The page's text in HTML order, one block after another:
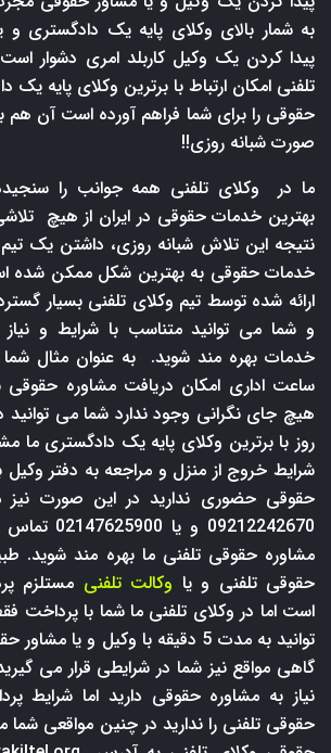
به شمار بالای وکلای پایه یک دادگستری و
پیدا کردن یک وکیل کاربلد امری دشوار
تلفنی امکان ارتباط با برترین وکلای پایه
حقوقی را برای شما فراهم آورده است آن
صورت شبانه روزی!!
ما در وکلای تلفنی همه جوانب را سنجیده
بهترین خدمات حقوقی در ایران از هیچ
نتیجه این تلاش شبانه روزی، داشتن یک
خدمات حقوقی به بهترین شکل ممکن شده
ارائه شده توسط تیم وکلای تلفنی بسیار
و شما می توانید متناسب با شرایط و
خدمات بهره مند شوید. به عنوان مثال
ساعت اداری امکان دریافت مشاوره حقوقی
هیچ جای نگرانی وجود ندارد شما می توانید
روز با برترین وکلای پایه یک دادگستری ما
شرایط خروج از منزل و مراجعه به دفتر وکیل
حقوقی حضوری ندارید در این صورت نیز
مشاوره حقوقی تلفنی ما بهره مند شوید.
حقوقی تلفنی و یا وکالت تلفنی مستلزم
توانید به مدت 5 دقیقه با وکیل و یا
گاهی مواقع نیز شما در شرایطی قرار می
نیاز به مشاوره حقوقی دارید اما شرایط
حقوقی تلفنی را ندارید در چنین مواقعی شما